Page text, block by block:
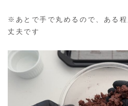
※あとで手で丸めるので、ある
丈夫です